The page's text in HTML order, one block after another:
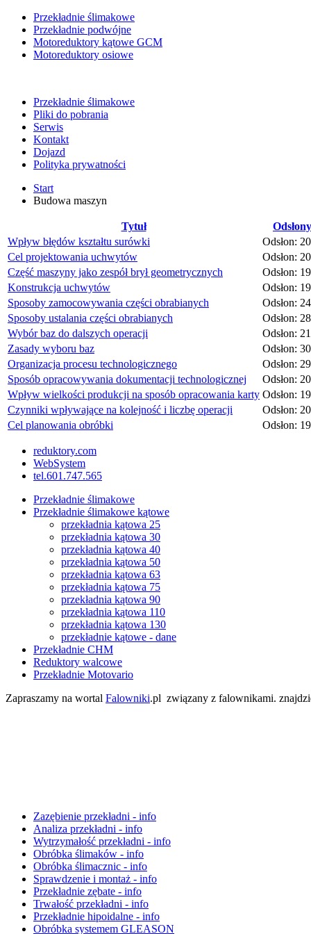
Przekładnie ślimakowe
Przekładnie podwójne
Motoreduktory kątowe GCM
Motoreduktory osiowe
Przekładnie ślimakowe
Pliki do pobrania
Serwis
Kontakt
Dojazd
Polityka prywatności
Start
Budowa maszyn
Tytuł
Odsłony
Wpływ błędów kształtu surówki
Odsłon:
Cel projektowania uchwytów
Odsłon:
Część maszyny jako zespół brył geometrycznych
Odsłon:
Konstrukcja uchwytów
Odsłon:
Sposoby zamocowywania części obrabianych
Odsłon:
Sposoby ustalania części obrabianych
Odsłon:
Wybór baz do dalszych operacji
Odsłon:
Zasady wyboru baz
Odsłon:
Organizacja procesu technologicznego
Odsłon:
Sposób opracowywania dokumentacji technologicznej
Odsłon:
Wpływ wielkości produkcji na sposób opracowania karty Odsłon:
Czynniki wpływające na kolejność i liczbę operacji
Odsłon:
Cel planowania obróbki
Odsłon:
reduktory.com
WebSystem
tel.601.747.565
Przekładnie ślimakowe
Przekładnie ślimakowe kątowe
przekładnia kątowa 25
przekładnia kątowa 30
przekładnia kątowa 40
przekładnia kątowa 50
przekładnia kątowa 63
przekładnia kątowa 75
przekładnia kątowa 90
przekładnia kątowa 110
przekładnia kątowa 130
przekładnie kątowe - dane
Przekładnie CHM
Reduktory walcowe
Przekładnie Motovario
Zapraszamy na wortal Falowniki.pl związany z falownikami.
Zazębienie przekładni - info
Analiza przekładni - info
Wytrzymałość przekładni - info
Obróbka ślimaków - info
Obróbka ślimacznic - info
Sprawdzenie i montaż - info
Przekładnie zębate - info
Trwałość przekładni - info
Przekładnie hipoidalne - info
Obróbka systemem GLEASON